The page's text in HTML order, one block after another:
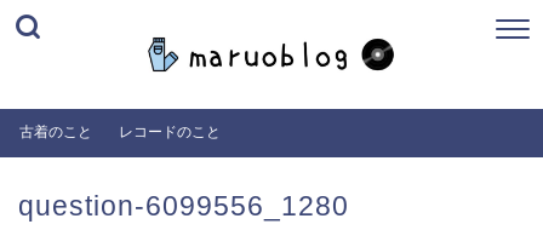
古着のこと レコードのこと
question-6099556_1280